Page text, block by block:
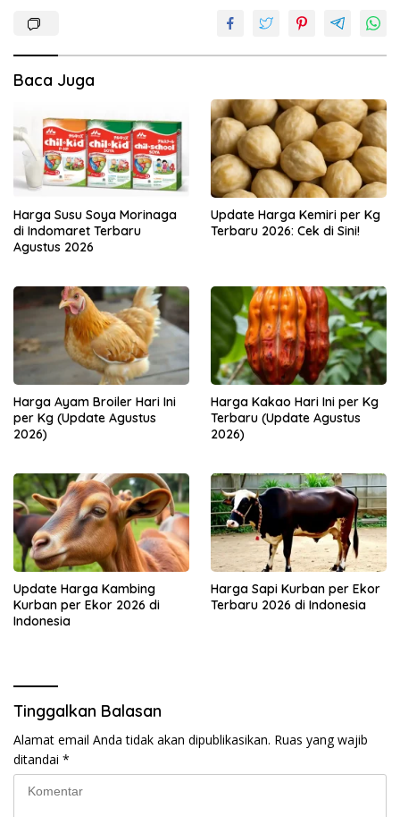
Baca Juga
Harga Susu Soya Morinaga
di Indomaret Terbaru
Agustus 2026
Update Harga Kemiri per Kg
Terbaru 2026: Cek di Sini!
Harga Ayam Broiler Hari Ini
per Kg (Update Agustus
2026)
Harga Kakao Hari Ini per Kg
Terbaru (Update Agustus
2026)
Update Harga Kambing
Kurban per Ekor 2026 di
Indonesia
Harga Sapi Kurban per Ekor
Terbaru 2026 di Indonesia
Tinggalkan Balasan
Alamat email Anda tidak akan dipublikasikan. Ruas yang wajib
ditandai *